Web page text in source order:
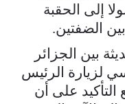
إلى الحقبة
الضفتين.
بين الجزائر
لزيارة الرئيس
التأكيد على أن